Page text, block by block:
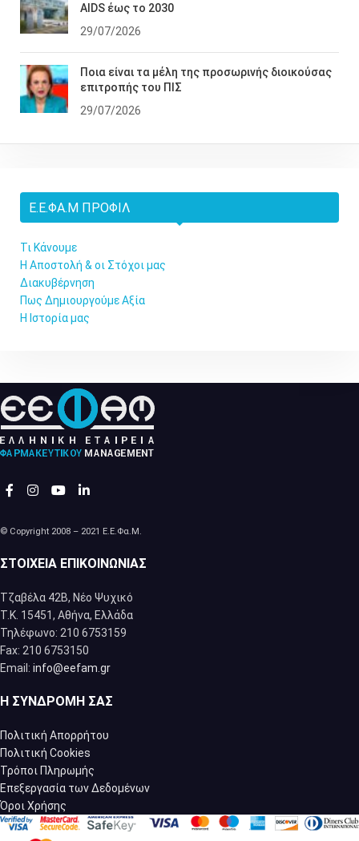
AIDS έως το 2030
29/07/2026
Ποια είναι τα μέλη της προσωρινής διοικούσας
επιτροπής του ΠΙΣ
29/07/2026
Ε.Ε.ΦΑ.Μ ΠΡΟΦΊΛ
Τι Κάνουμε
Η Αποστολή & οι Στόχοι μας
Διακυβέρνηση
Πως Δημιουργούμε Αξία
Η Ιστορία μας
© Copyright 2008 – 2021 Ε.Ε.Φα.Μ.
ΣΤΟΙΧΕΊΑ ΕΠΙΚΟΙΝΩΝΊΑΣ
Τζαβέλα 42Β, Νέο Ψυχικό
Τ.Κ. 15451, Αθήνα, Eλλάδα
Τηλέφωνο: 210 6753159
Fax: 210 6753150
Email: info@eefam.gr
Η ΣΥΝΔΡΟΜΉ ΣΑΣ
Πολιτική Απορρήτου
Πολιτική Cookies
Τρόποι Πληρωμής
Επεξεργασία των Δεδομένων
Όροι Χρήσης